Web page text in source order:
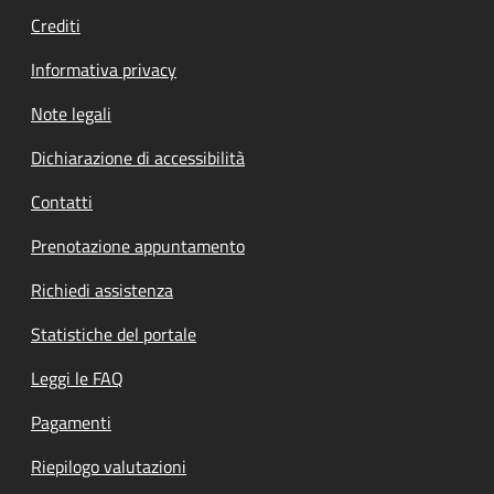
Crediti
Informativa privacy
Note legali
Dichiarazione di accessibilità
Contatti
Prenotazione appuntamento
Richiedi assistenza
Statistiche del portale
Leggi le FAQ
Pagamenti
Riepilogo valutazioni